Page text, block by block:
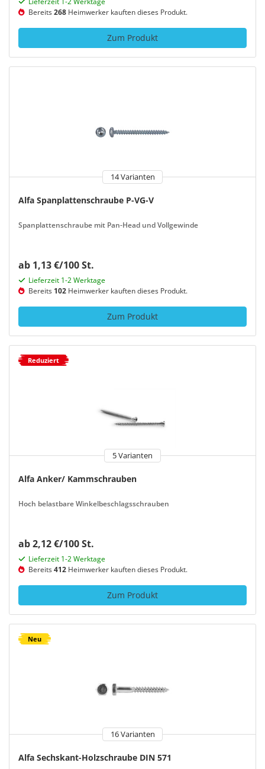
Bereits268 Heimwerker kauften dieses Produkt.
Zum Produkt
14 Varianten
Alfa Spanplattenschraube P-VG-V
Spanplattenschraube mit Pan-Head und Vollgewinde
ab 1,13 €/100 St.
Lieferzeit 1-2 Werktage
Bereits 102 Heimwerker kauften dieses Produkt.
Zum Produkt
Reduziert
5 Varianten
Alfa Anker/ Kammschrauben
Hoch belastbare Winkelbeschlagsschrauben
ab 2,12 €/100 St.
Lieferzeit 1-2 Werktage
Bereits412 Heimwerker kauften dieses Produkt.
Zum Produkt
Neu
16 Varianten
Alfa Sechskant-Holzschraube DIN 571